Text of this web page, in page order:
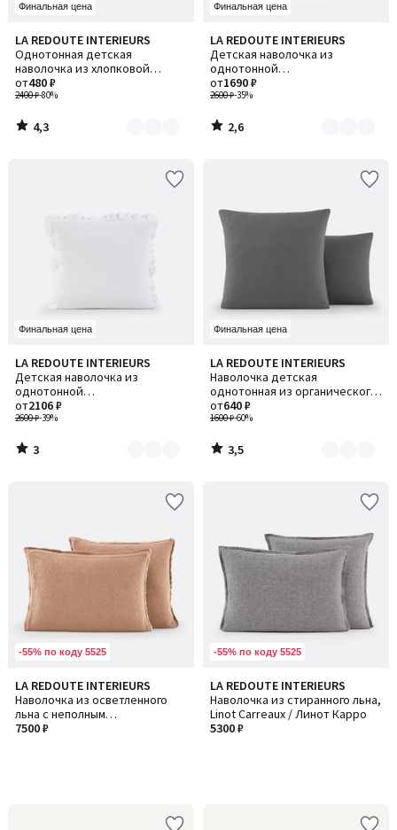
Финальная цена
LA REDOUTE INTERIEURS
Однотонная детская
наволочка из хлопковой
перкали
2400 ₽-80%
от480 ₽
4,3
/ 5
Количество
цветов:
3
4,3
/
Финальная цена
LA REDOUTE INTERIEURS
Детская наволочка из
однотонной
хлопчатобумажной газовой
ткани, Kumla / Кумла
2600 ₽-35%
от1690 ₽
2,6
/ 5
Количество
цветов:
5
2,6
/
Финальная цена
LA REDOUTE INTERIEURS
Детская наволочка из
однотонной
хлопчатобумажной газовой
ткани, Kumla / Кумла
2600 ₽-39%
от2106 ₽
3
/
5
Количество
цветов:
7
3
/
Финальная цена
LA REDOUTE INTERIEURS
Наволочка детская
однотонная из органического
хлопка, Scenario / Сценарио
1600 ₽-60%
от640 ₽
3,5
/ 5
Количество
цветов:
2
3,5
/
-55% по коду 5525
LA REDOUTE INTERIEURS
Наволочка из осветленного
льна с неполным
переплетением, Linot / Линот
7500 ₽
-55% по коду 5525
LA REDOUTE INTERIEURS
Наволочка из стиранного льна,
Linot Carreaux / Линот Карро
5300 ₽